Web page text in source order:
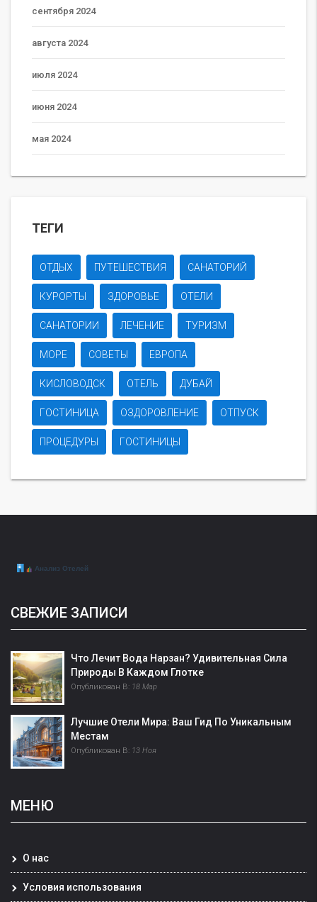
сентября 2024
августа 2024
июля 2024
июня 2024
мая 2024
ТЕГИ
ОТДЫХ ПУТЕШЕСТВИЯ САНАТОРИЙ
КУРОРТЫ ЗДОРОВЬЕ ОТЕЛИ
САНАТОРИИ ЛЕЧЕНИЕ ТУРИЗМ
МОРЕ СОВЕТЫ ЕВРОПА
КИСЛОВОДСК ОТЕЛЬ ДУБАЙ
ГОСТИНИЦА ОЗДОРОВЛЕНИЕ ОТПУСК
ПРОЦЕДУРЫ ГОСТИНИЦЫ
СВЕЖИЕ ЗАПИСИ
Что Лечит Вода Нарзан? Удивительная Сила
Природы В Каждом Глотке
Опубликован В: 18 Мар
Лучшие Отели Мира: Ваш Гид По Уникальным
Местам
Опубликован В: 13 Ноя
МЕНЮ
О нас
Условия использования